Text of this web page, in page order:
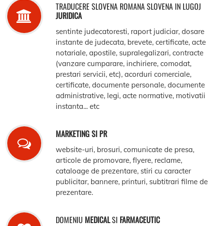
TRADUCERE SLOVENA ROMANA SLOVENA IN LUGOJ
JURIDICA
sentinte judecatoresti, raport judiciar, dosare
instante de judecata, brevete, certificate, acte
notariale, apostile, supralegalizari, contracte
(vanzare cumparare, inchiriere, comodat,
prestari servicii, etc), acorduri comerciale,
certificate, documente personale, documente
administrative, legi, acte normative, motivatii
instanta... etc
MARKETING SI PR
website-uri, brosuri, comunicate de presa,
articole de promovare, flyere, reclame,
cataloage de prezentare, stiri cu caracter
publicitar, bannere, printuri, subtitrari filme de
prezentare.
DOMENIU MEDICALSI FARMACEUTIC